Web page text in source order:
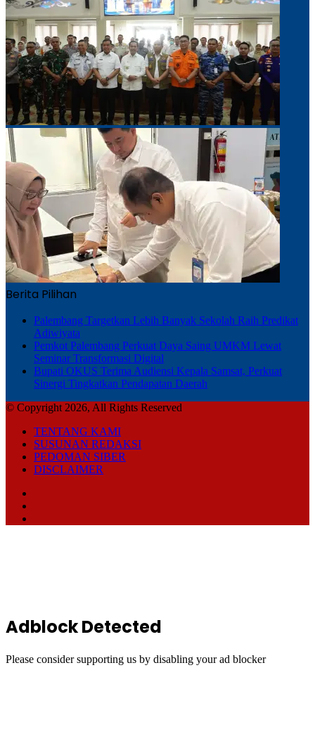
Berita Pilihan
Palembang Targetkan Lebih Banyak Sekolah Raih Predikat
Adiwiyata
Pemkot Palembang Perkuat Daya Saing UMKM Lewat
Seminar Transformasi Digital
Bupati OKUS Terima Audiensi Kepala Samsat, Perkuat
Sinergi Tingkatkan Pendapatan Daerah
© Copyright 2026, All Rights Reserved
TENTANG KAMI
SUSUNAN REDAKSI
PEDOMAN SIBER
DISCLAIMER
Adblock Detected
Please consider supporting us by disabling your ad blocker